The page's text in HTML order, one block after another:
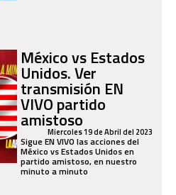
México vs Estados
Unidos. Ver
transmisión EN
VIVO partido
amistoso
Miercoles 19 de Abril del 2023
Sigue EN VIVO las acciones del
México vs Estados Unidos en
partido amistoso, en nuestro
minuto a minuto